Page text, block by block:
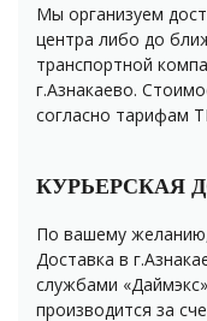
Мы организуем
центра либо до
транспортной
г.Азнакаево.
согласно тарифам
КУРЬЕРСКАЯ
По вашему
Доставка в
службами
производится за